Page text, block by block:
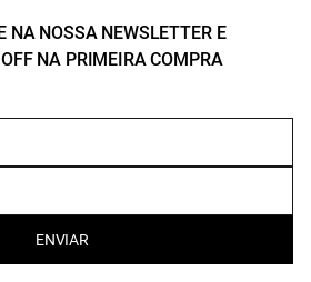
NA NOSSA NEWSLETTER E
NA PRIMEIRA COMPRA
ENVIAR